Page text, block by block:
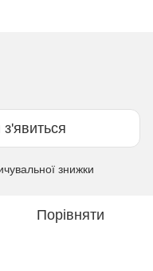
знижки
Порівняти